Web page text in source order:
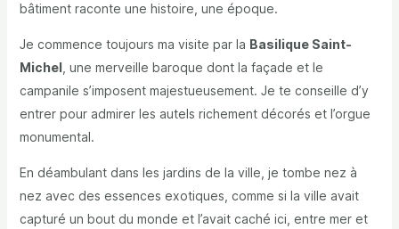
bâtiment raconte une histoire, une époque.
Je commence toujours ma visite par la Basilique Saint-
Michel, une merveille baroque dont la façade et le
campanile s’imposent majestueusement. Je te conseille d’y
entrer pour admirer les autels richement décorés et l’orgue
monumental.
En déambulant dans les jardins de la ville, je tombe nez à
nez avec des essences exotiques, comme si la ville avait
capturé un bout du monde et l’avait caché ici, entre mer et